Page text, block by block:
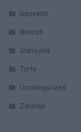
Ispovesti
Novosti
Slana jela
Torte
Uncategorized
Zdravlje